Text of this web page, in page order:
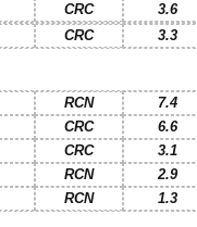
CRC
3.6
CRC 3.3
RCN
7.4
CRC
6.6
CRC
3.1
RCN
2.9
RCN 1.3